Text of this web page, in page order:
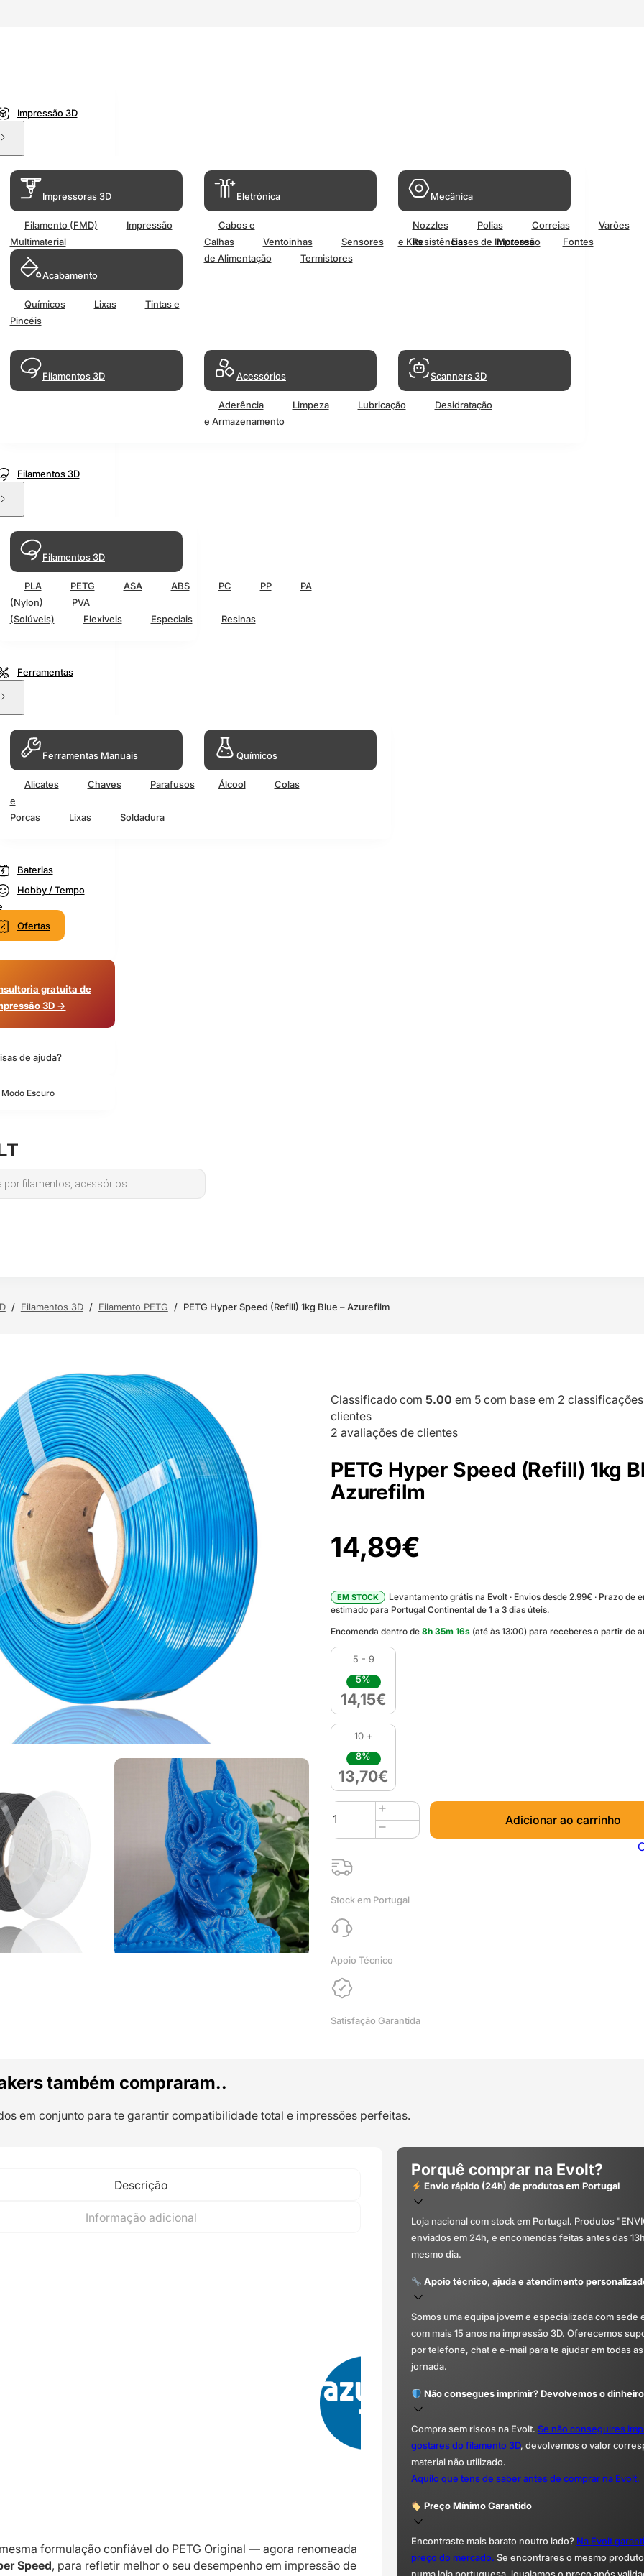
Impressão 3D
Impressoras 3D
Filamento (FMD)
Impressão
Multimaterial
Acabamento
Químicos Lixas
Tintas e
Pincéis
Eletrónica
Cabos e
Calhas
Ventoinhas Sensores Resistências Motores
Fontes
de Alimentação
Termistores
Mecânica
Nozzles Polias Correias
Varões
e Kits
Bases de Impressão
Filamentos 3D Acessórios
Aderência Limpeza Lubricação
Desidratação
e Armazenamento
Scanners 3D
Filamentos 3D
Filamentos 3D
PLA PETG ASA ABS PC PP
PA
(Nylon)
PVA
(Solúveis)
Flexiveis Especiais Resinas
Ferramentas
Ferramentas Manuais
Alicates Chaves
Parafusos
e
Porcas
Lixas Soldadura
Químicos
Álcool Colas
Baterias
Hobby / Tempo
Ofertas
gratuita de
3D →
de ajuda?
Escuro
/ Filamentos 3D / Filamento PETG / PETG Hyper Speed (Refill) 1kg Blue – Azurefilm
Classificado com 5.00 em 5 com base em 2
clientes
2 avaliações de clientes
PETG Hyper Speed (Refill) 1kg
Azurefilm
14,89€
EM STOCK
Levantamento grátis na Evolt · Envios desde 2.99€ · Prazo de
estimado para Portugal Continental de 1 a 3 dias úteis.
Encomenda dentro de 8h 35m 15s (até às 13:00) para receberes a partir de
5 - 9
5%
14,15€
10 +
8%
13,70€
Quantidade
de
PETG
Hyper
Speed
1kg
Blue
Azurefilm
Adicionar ao carrinho
Stock em Portugal
Apoio Técnico
Satisfação Garantida
também compraram..
em conjunto para te garantir compatibilidade total e impressões perfeitas.
Descrição
Informação adicional
formulação confiável do PETG Original — agora renomeada
Speed, para refletir melhor o seu desempenho em impressão de
Porquê comprar na Evolt?
Envio rápido (24h) de produtos em Portugal
Loja nacional com stock em Portugal. Produtos
enviados em 24h, e encomendas feitas antes das
mesmo dia.
Apoio técnico, ajuda e atendimento
Somos uma equipa jovem e especializada com sede
com mais 15 anos na impressão 3D. Oferecemos
por telefone, chat e e-mail para te ajudar em todas
jornada.
Não consegues imprimir? Devolvemos o
Compra sem riscos na Evolt. Se não conseguires
gostares do filamento 3D, devolvemos o valor
material não utilizado.
Aquilo que tens de saber antes de comprar na Evolt.
Preço Mínimo Garantido
Encontraste mais barato noutro lado? Na Evolt
preço do mercado. Se encontrares o mesmo